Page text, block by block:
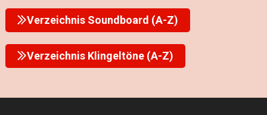
Verzeichnis Soundboard (A-Z)
Verzeichnis Klingeltöne (A-Z)